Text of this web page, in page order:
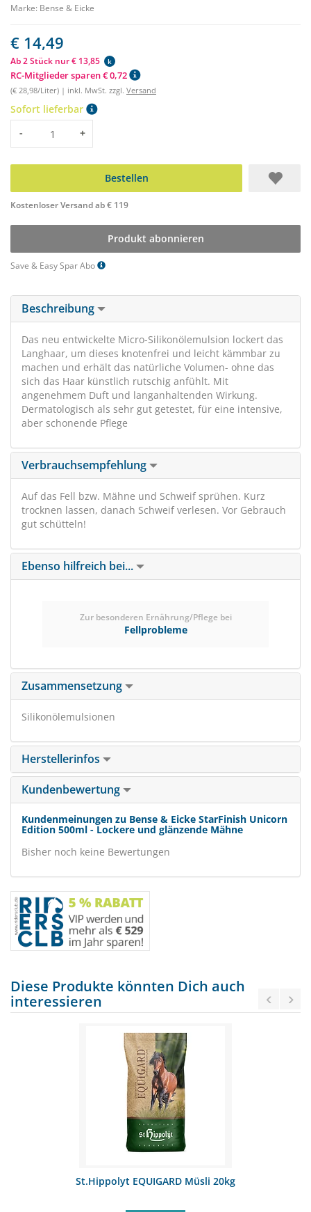
Marke: Bense & Eicke
€ 14,49
Ab 2 Stück nur € 13,85 k
RC-Mitglieder sparen € 0,72
(€ 28,98/Liter) | inkl. MwSt. zzgl. Versand
Sofort lieferbar
Menge
- +
Bestellen
Kostenloser Versand ab € 119
Produkt abonnieren
Save & Easy Spar Abo
Beschreibung
Das neu entwickelte Micro-Silikonölemulsion lockert das
Langhaar, um dieses knotenfrei und leicht kämmbar zu
machen und erhält das natürliche Volumen- ohne das
sich das Haar künstlich rutschig anfühlt. Mit
angenehmem Duft und langanhaltenden Wirkung.
Dermatologisch als sehr gut getestet, für eine intensive,
aber schonende Pflege
Verbrauchsempfehlung
Auf das Fell bzw. Mähne und Schweif sprühen. Kurz
trocknen lassen, danach Schweif verlesen. Vor Gebrauch
gut schütteln!
Ebenso hilfreich bei...
Zur besonderen Ernährung/Pflege bei
Fellprobleme
Zusammensetzung
Silikonölemulsionen
Herstellerinfos
Kundenbewertung
Kundenmeinungen zu Bense & Eicke StarFinish Unicorn
Edition 500ml - Lockere und glänzende Mähne
Bisher noch keine Bewertungen
Diese Produkte könnten Dich auch
interessieren
St.Hippolyt EQUIGARD Müsli 20kg